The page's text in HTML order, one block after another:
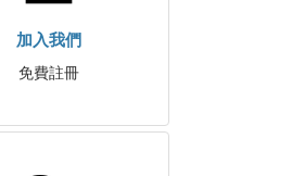
加入我們
免費註冊